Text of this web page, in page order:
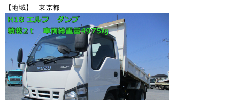
【地域】 東京都